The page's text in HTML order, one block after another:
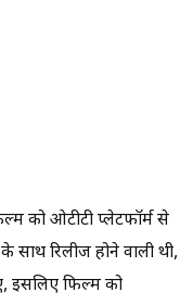
को ओटीटी प्लेटफॉर्म से
रिलीज होने वाली थी,
इसलिए फिल्म को